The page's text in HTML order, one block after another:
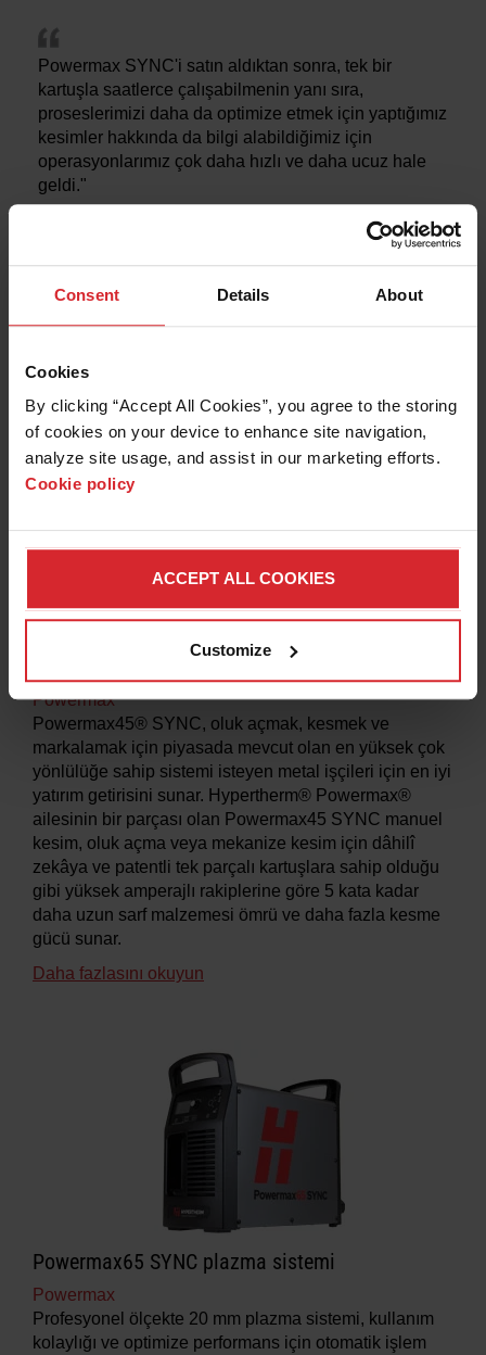
Consent Details About
Cookies
By clicking “Accept All Cookies”, you agree to the storing
of cookies on your device to enhance site navigation,
analyze site usage, and assist in our marketing efforts.
Cookie policy
ACCEPT ALL COOKIES
Customize
Powermax SYNC'i satın aldıktan sonra, tek bir
kartuşla saatlerce çalışabilmenin yanı sıra,
proseslerimizi daha da optimize etmek için yaptığımız
kesimler hakkında da bilgi alabildiğimiz için
operasyonlarımız çok daha hızlı ve daha ucuz hale
geldi."
Powermax SYNC sistem
opsiyonları
Powermax45 SYNC plazma kesici
Powermax
Powermax45® SYNC, oluk açmak, kesmek ve
markalamak için piyasada mevcut olan en yüksek çok
yönlülüğe sahip sistemi isteyen metal işçileri için en iyi
yatırım getirisini sunar. Hypertherm® Powermax®
ailesinin bir parçası olan Powermax45 SYNC manuel
kesim, oluk açma veya mekanize kesim için dâhilî
zekâya ve patentli tek parçalı kartuşlara sahip olduğu
gibi yüksek amperajlı rakiplerine göre 5 kata kadar
daha uzun sarf malzemesi ömrü ve daha fazla kesme
gücü sunar.
Daha fazlasını okuyun
Powermax65 SYNC plazma sistemi
Powermax
Profesyonel ölçekte 20 mm plazma sistemi, kullanım
kolaylığı ve optimize performans için otomatik işlem